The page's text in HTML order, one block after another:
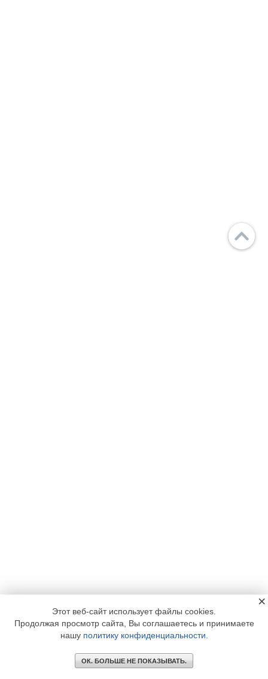
Этот веб-сайт использует файлы cookies.
Продолжая просмотр сайта, Вы соглашаетесь и принимаете
нашу политику конфиденциальности
ОК. БОЛЬШЕ НЕ ПОКАЗЫВАТЬ.
×